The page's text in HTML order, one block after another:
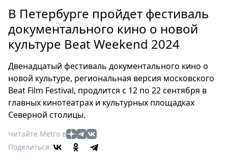
Россия
Мир
Здоровье
Туризм
Мода
Театр
Кино
Афиша
Книги
В Петербурге пройдет фестиваль
документального кино о новой
культуре Beat Weekend 2024
Двенадцатый фестиваль документального кино о
новой культуре, региональная версия московского
Beat Film Festival, продлится с 12 по 22 сентября в
главных кинотеатрах и культурных площадках
Северной столицы.
Читайте Metro в
Поделиться